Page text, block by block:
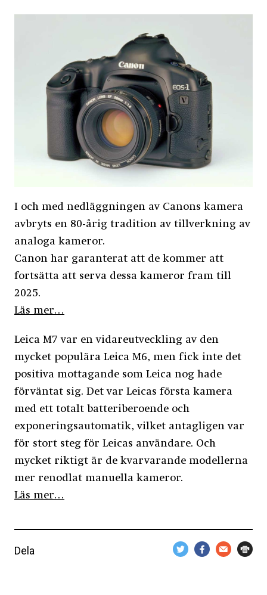
I och med nedläggningen av Canons kamera
avbryts en 80-årig tradition av tillverkning av
analoga kameror.
Canon har garanterat att de kommer att
fortsätta att serva dessa kameror fram till
2025.
Läs mer…
Leica M7 var en vidareutveckling av den
mycket populära Leica M6, men fick inte det
positiva mottagande som Leica nog hade
förväntat sig. Det var Leicas första kamera
med ett totalt batteriberoende och
exponeringsautomatik, vilket antagligen var
för stort steg för Leicas användare. Och
mycket riktigt är de kvarvarande modellerna
mer renodlat manuella kameror.
Läs mer…
Dela